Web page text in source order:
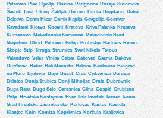
Petrovac Plav Pljevlja Plužine Podgorica Rožaje Sutomore
Šavnik Tivat Ulcinj Žabljak Berovo Bitola Bogdanci Debar
Delcevo Demir Hisar Demir Kapija Gevgelija Gostivar
Kavadarci Kicevo Kocani Kratovo Kriva Palanka Krusevo
Kumanovo Makedonska Kamenica Makedonski Brod
Negotino Ohrid Pehcevo Prilep Probistip Radovis Resen
Skopje Stip Struga Strumica Sveti Nikole Tetovo
Valandovo Veles Vinica Čabar Čakovec Čazma Đakovo
Đurđevac Bakar Beli Manastir Belisce Benkovac Biograd
na Moru Bjelovar Buje Buzet Cres Crikvenica Daruvar
Delnice Donja Stubica Donji Miholjac Drnis Dubrovnik
Duga Resa Dugo Selo Garesnica Glina Gospić Grubisno
Polje Hrvatska Kostajnica Hvar Ilok Imotski Ivanec
Ivanić-
Grad Hrvatska Jastrebarsko Karlovac Kastav Kastela
Klanjec Knin Komiza Koprivnica Korčula Kraljevica